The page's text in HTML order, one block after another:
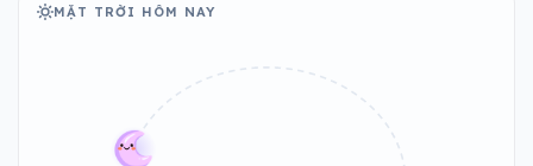
MẶT TRỜI HÔM NAY